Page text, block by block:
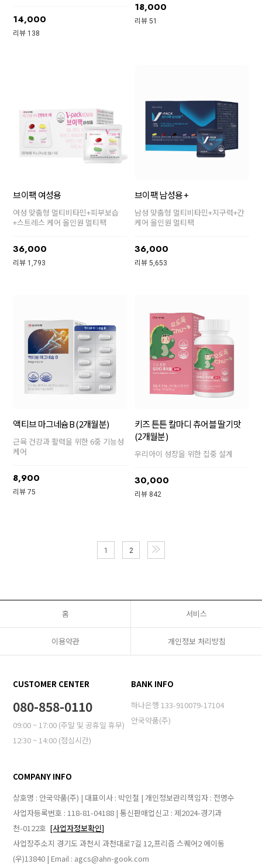
14,000
리뷰 138
18,000
리뷰 51
브이팩 여성용
여성 맞춤형 멀티비타민+피부보습
+스트레스 케어 올인원 멀티팩
36,000
리뷰 1,793
브이팩 남성용 +
남성 맞춤형 멀티비타민+지구력+간
케어 올인원 멀티팩
36,000
리뷰 5,653
액티브 마그네슘B (2개월분)
근육 건강과 활력을 위한 6중 기능성
케어
8,900
리뷰 75
키즈 튼튼 칼마디 츄어블 딸기맛
(2개월분)
우리아이 성장을 위한 집중 설계
30,000
리뷰 842
1 2
홈 서비스
이용약관 개인정보 처리방침
CUSTOMER CENTER
080-858-0110
09:00 ~ 17:00 (주말 및 공휴일 휴무)
12:30 ~ 14:00 (점심시간)
BANK INFO
하나은행 133-910079-17104
안국약품(주)
COMPANY INFO
상호명 : 안국약품(주) | 대표이사 : 박인철 | 개인정보관리책임자 : 전명수
사업자등록번호 : 118-81-04188 | 통신판매업신고 : 제2024-경기과
천-0122호 [사업자정보확인]
사업장주소지 경기도 과천시 과천대로7길 12,프리즘 스퀘어2 에이동
(우)13840 | Email : agcs@ahn-gook.com